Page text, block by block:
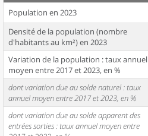
Population en 2023
Densité de la population (nombre
d'habitants au km²) en 2023
Variation de la population : taux annuel
moyen entre 2017 et 2023, en %
dont variation due au solde naturel : taux
annuel moyen entre 2017 et 2023, en %
dont variation due au solde apparent des
entrées sorties : taux annuel moyen entre